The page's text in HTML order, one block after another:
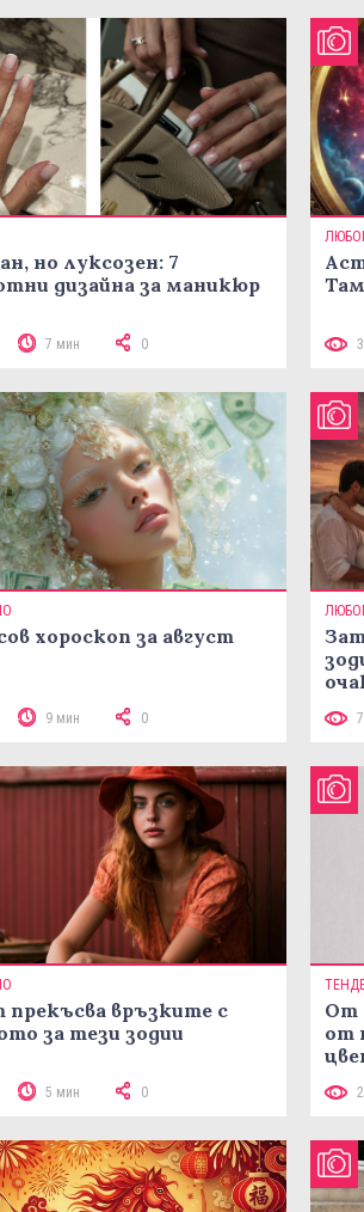
но луксозен: 7
дизайна за маникюр
7 мин 0
хороскоп за август
9 мин 0
прекъсва връзките с
за тези зодии
5 мин 0
От
от